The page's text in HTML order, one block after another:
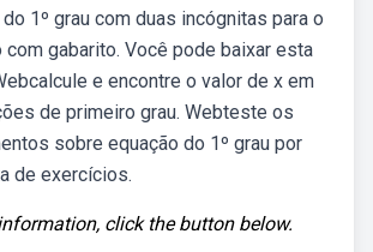
1º grau com duas incógnitas para o
com gabarito. Você pode baixar esta
e encontre o valor de x em
de primeiro grau. Webteste os
sobre equação do 1º grau por
de exercícios.
click the button below.